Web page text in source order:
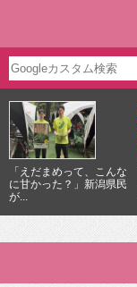
「えだまめって、こんな
に甘かった？」新潟県民
が...